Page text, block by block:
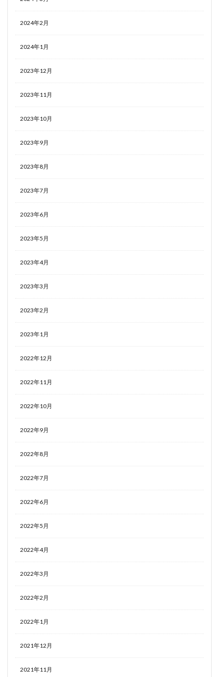
2024年2月
2024年1月
2023年12月
2023年11月
2023年10月
2023年9月
2023年8月
2023年7月
2023年6月
2023年5月
2023年4月
2023年3月
2023年2月
2023年1月
2022年12月
2022年11月
2022年10月
2022年9月
2022年8月
2022年7月
2022年6月
2022年5月
2022年4月
2022年3月
2022年2月
2022年1月
2021年12月
2021年11月